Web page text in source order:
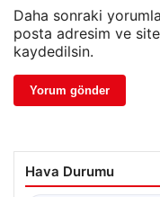
Daha sonraki
posta adresim ve
kaydedilsin.
Hava Durumu